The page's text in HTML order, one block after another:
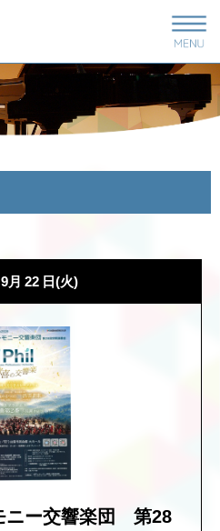
9月 22 日(火)
ニー交響楽団 第28